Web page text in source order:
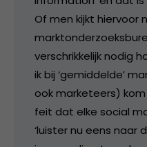
Of men kijkt hiervoor
verschrikkelijk nodig
ik bij ‘gemiddelde’
ook marketeers)
feit dat elke social
‘luister nu eens naar